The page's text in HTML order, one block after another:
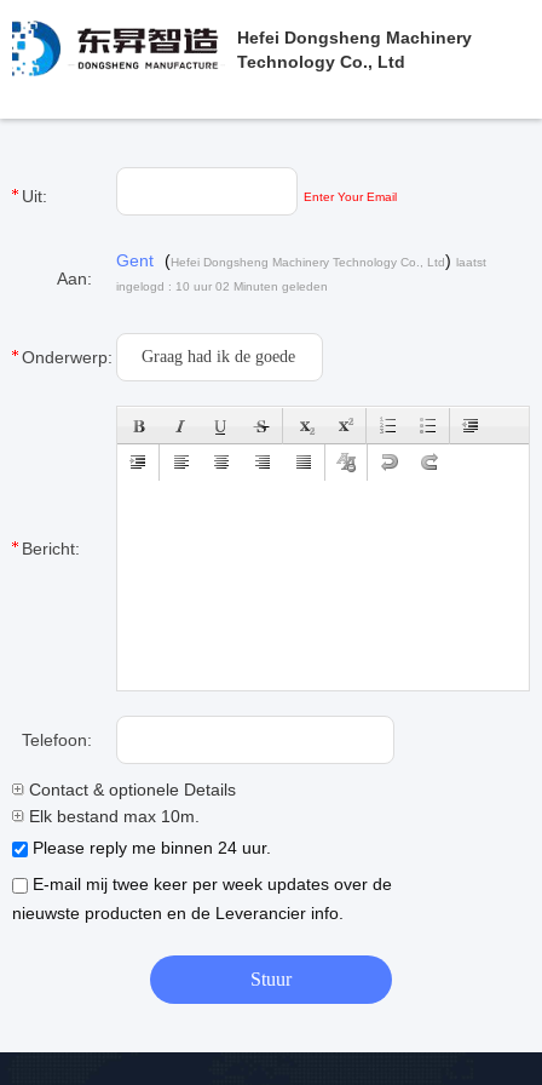
Hefei Dongsheng Machinery
Technology Co., Ltd
Uit: Enter Your Email
Aan:
Gent (Hefei Dongsheng Machinery Technology Co., Ltd) laatst
ingelogd : 10 uur 02 Minuten geleden
Onderwerp:
Bericht:
Telefoon:
Contact & optionele Details
Elk bestand max 10m.
Please reply me binnen 24 uur.
E-mail mij twee keer per week updates over de
nieuwste producten en de Leverancier info.